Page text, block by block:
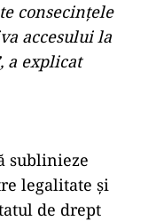
consecințele
accesului la
a explicat
sublinieze
legalitate și
de drept